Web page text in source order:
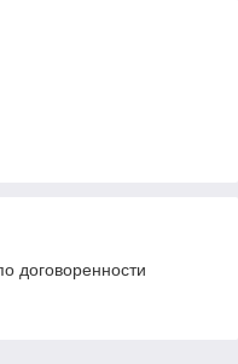
договоренности